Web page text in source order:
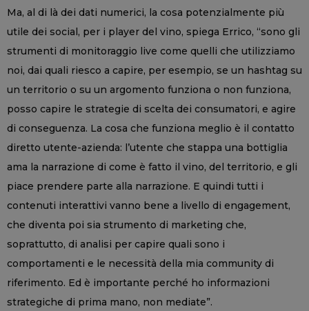
Ma, al di là dei dati numerici, la cosa potenzialmente più
utile dei social, per i player del vino, spiega Errico, “sono gli
strumenti di monitoraggio live come quelli che utilizziamo
noi, dai quali riesco a capire, per esempio, se un hashtag su
un territorio o su un argomento funziona o non funziona,
posso capire le strategie di scelta dei consumatori, e agire
di conseguenza. La cosa che funziona meglio è il contatto
diretto utente-azienda: l’utente che stappa una bottiglia
ama la narrazione di come è fatto il vino, del territorio, e gli
piace prendere parte alla narrazione. E quindi tutti i
contenuti interattivi vanno bene a livello di engagement,
che diventa poi sia strumento di marketing che,
soprattutto, di analisi per capire quali sono i
comportamenti e le necessità della mia community di
riferimento. Ed è importante perché ho informazioni
strategiche di prima mano, non mediate”.